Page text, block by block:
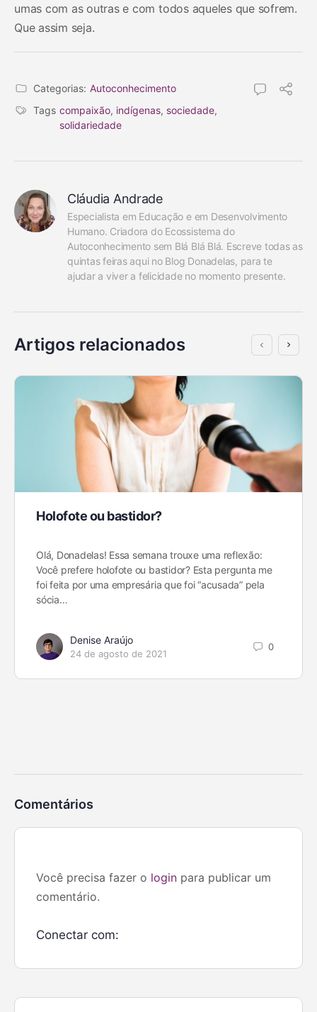
umas com as outras e com todos aqueles que sofrem.
Que assim seja.
Categorias: Autoconhecimento
Tags compaixão, indígenas, sociedade,
solidariedade
Cláudia Andrade
Especialista em Educação e em Desenvolvimento
Humano. Criadora do Ecossistema do
Autoconhecimento sem Blá Blá Blá. Escreve todas as
quintas feiras aqui no Blog Donadelas, para te
ajudar a viver a felicidade no momento presente.
Artigos relacionados
Holofote ou bastidor?
Olá, Donadelas! Essa semana trouxe uma reflexão:
Você prefere holofote ou bastidor? Esta pergunta me
foi feita por uma empresária que foi “acusada” pela
sócia…
Denise Araújo
24 de agosto de 2021
0
Comentários
Você precisa fazer o login para publicar um
comentário.
Conectar com: